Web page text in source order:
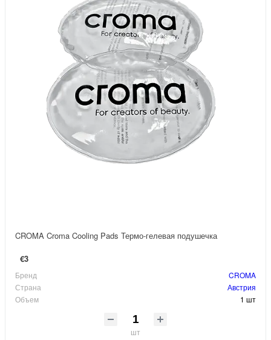
CROMA Croma Cooling Pads Термо-гелевая подушечка
€3
Бренд
CROMA
Страна
Австрия
Объем
1 шт
шт